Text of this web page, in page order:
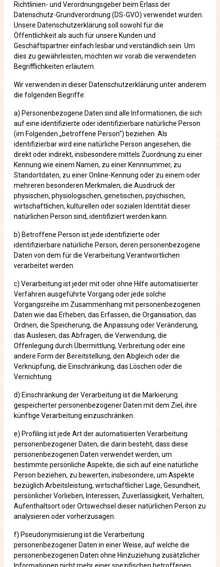
Richtlinien- und Verordnungsgeber beim Erlass der
Datenschutz-Grundverordnung (DS-GVO) verwendet wurden.
Unsere Datenschutzerklärung soll sowohl für die
Öffentlichkeit als auch für unsere Kunden und
Geschäftspartner einfach lesbar und verständlich sein. Um
dies zu gewährleisten, möchten wir vorab die verwendeten
Begrifflichkeiten erläutern.
Wir verwenden in dieser Datenschutzerklärung unter anderem
die folgenden Begriffe:
a) Personenbezogene Daten sind alle Informationen, die sich
auf eine identifizierte oder identifizierbare natürliche Person
(im Folgenden „betroffene Person“) beziehen. Als
identifizierbar wird eine natürliche Person angesehen, die
direkt oder indirekt, insbesondere mittels Zuordnung zu einer
Kennung wie einem Namen, zu einer Kennnummer, zu
Standortdaten, zu einer Online-Kennung oder zu einem oder
mehreren besonderen Merkmalen, die Ausdruck der
physischen, physiologischen, genetischen, psychischen,
wirtschaftlichen, kulturellen oder sozialen Identität dieser
natürlichen Person sind, identifiziert werden kann.
b) Betroffene Person ist jede identifizierte oder
identifizierbare natürliche Person, deren personenbezogene
Daten von dem für die Verarbeitung Verantwortlichen
verarbeitet werden.
c) Verarbeitung ist jeder mit oder ohne Hilfe automatisierter
Verfahren ausgeführte Vorgang oder jede solche
Vorgangsreihe im Zusammenhang mit personenbezogenen
Daten wie das Erheben, das Erfassen, die Organisation, das
Ordnen, die Speicherung, die Anpassung oder Veränderung,
das Auslesen, das Abfragen, die Verwendung, die
Offenlegung durch Übermittlung, Verbreitung oder eine
andere Form der Bereitstellung, den Abgleich oder die
Verknüpfung, die Einschränkung, das Löschen oder die
Vernichtung.
d) Einschränkung der Verarbeitung ist die Markierung
gespeicherter personenbezogener Daten mit dem Ziel, ihre
künftige Verarbeitung einzuschränken.
e) Profiling ist jede Art der automatisierten Verarbeitung
personenbezogener Daten, die darin besteht, dass diese
personenbezogenen Daten verwendet werden, um
bestimmte persönliche Aspekte, die sich auf eine natürliche
Person beziehen, zu bewerten, insbesondere, um Aspekte
bezüglich Arbeitsleistung, wirtschaftlicher Lage, Gesundheit,
persönlicher Vorlieben, Interessen, Zuverlässigkeit, Verhalten,
Aufenthaltsort oder Ortswechsel dieser natürlichen Person zu
analysieren oder vorherzusagen.
f) Pseudonymisierung ist die Verarbeitung
personenbezogener Daten in einer Weise, auf welche die
personenbezogenen Daten ohne Hinzuziehung zusätzlicher